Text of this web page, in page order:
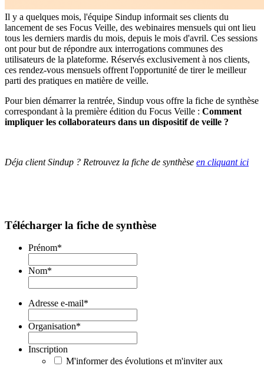
Il y a quelques mois, l'équipe Sindup informait ses clients du
lancement de ses Focus Veille, des webinaires mensuels qui ont lieu
tous les derniers mardis du mois, depuis le mois d'avril. Ces sessions
ont pour but de répondre aux interrogations communes des
utilisateurs de la plateforme. Réservés exclusivement à nos clients,
ces rendez-vous mensuels offrent l'opportunité de tirer le meilleur
parti des pratiques en matière de veille.
Pour bien démarrer la rentrée, Sindup vous offre la fiche de synthèse
correspondant à la première édition du Focus Veille : Comment
impliquer les collaborateurs dans un dispositif de veille ?
Déja client Sindup ? Retrouvez la fiche de synthèse en cliquant ici
Télécharger la fiche de synthèse
Prénom*
Nom*
Adresse e-mail*
Organisation*
Inscription
M'informer des évolutions et m'inviter aux